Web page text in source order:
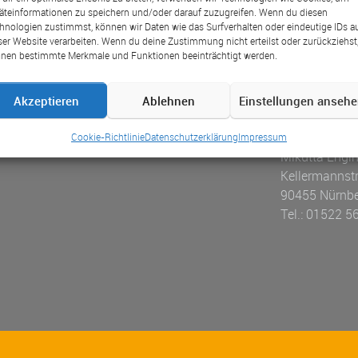
zu speichern und/oder darauf zuzugreifen. Wenn du diesen
zustimmst, können wir Daten wie das Surfverhalten oder eindeutige IDs
Website verarbeiten. Wenn du deine Zustimmung nicht erteilst oder zurückziehst,
bestimmte Merkmale und Funktionen beeinträchtigt werden.
Akzeptieren Ablehnen Einstellungen
Cookie-RichtlinieDatenschutzerklärungImpressum
ac, vestibulum at eros. Duis mollis, est non ...
Mikutta
90455
Tel.: 01522